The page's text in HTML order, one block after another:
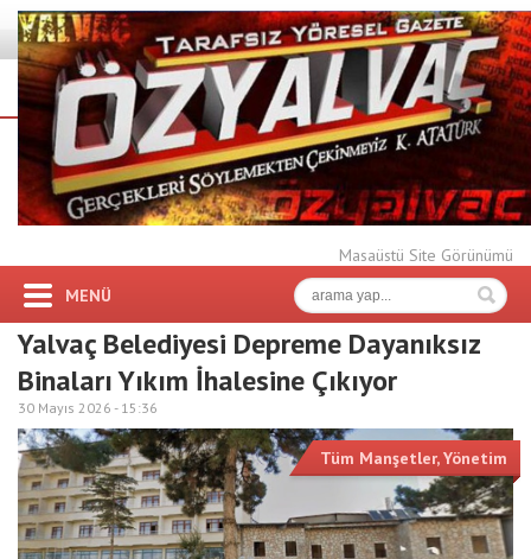
Masaüstü Site Görünümü
MENÜ
Yalvaç Belediyesi Depreme Dayanıksız
Binaları Yıkım İhalesine Çıkıyor
30 Mayıs 2026 - 15:36
Tüm Manşetler,Yönetim